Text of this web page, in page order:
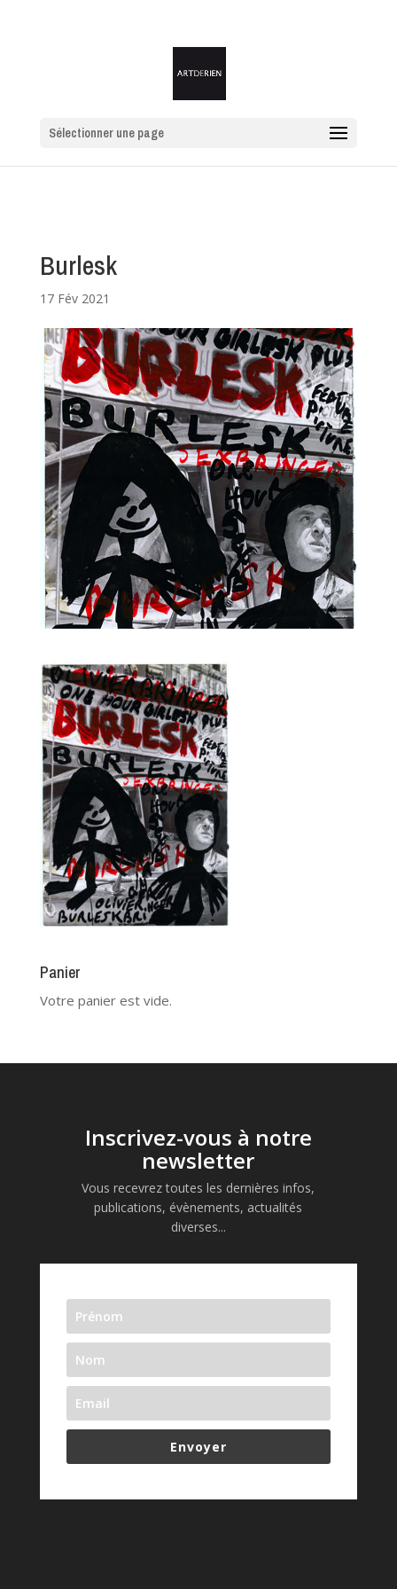
Sélectionner une page
Burlesk
17 Fév 2021
Panier
Votre panier est vide.
Inscrivez-vous à notre
newsletter
Vous recevrez toutes les dernières infos,
publications, évènements, actualités
diverses...
Envoyer